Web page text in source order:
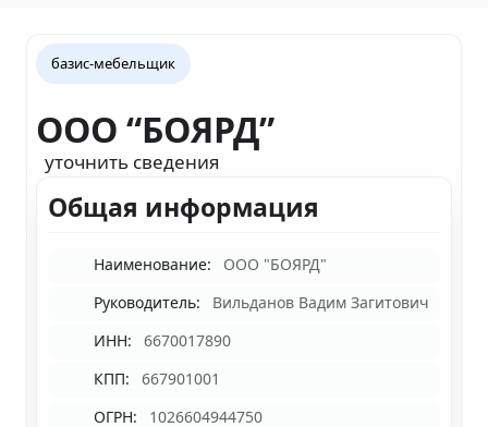
базис-мебельщик
ООО “БОЯРД”
уточнить сведения
Общая информация
Наименование:
ООО "БОЯРД"
Руководитель:
Вильданов Вадим Загитович
ИНН:
6670017890
КПП:
667901001
ОГРН:
1026604944750